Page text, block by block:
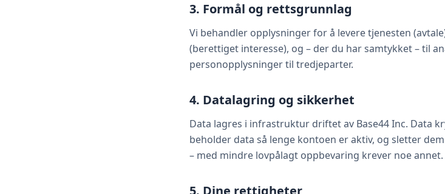
3. Formål og rettsgrunnlag
Vi behandler opplysninger for å levere tjenesten
(berettiget interesse), og – der du har samtykket – til
personopplysninger til tredjeparter.
4. Datalagring og sikkerhet
Data lagres i infrastruktur driftet av Base44 Inc. Data
beholder data så lenge kontoen er aktiv, og sletter
– med mindre lovpålagt oppbevaring krever noe annet.
5. Dine rettigheter